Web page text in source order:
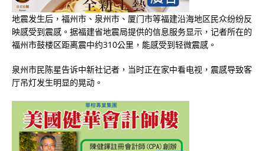
地震发生后，福州市、泉州市、厦门市等福建沿海地区民众纷纷反
映感受到震感。据福建省地震局提供的信息服务显示，记者所在的
福州市鼓楼区距离震中约310公里，能感受到轻微震感。
泉州市民陈星告诉中新社记者，当时正在家中看电视，震感导致客
厅吊灯发生明显的晃动。